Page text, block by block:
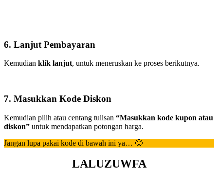
6. Lanjut Pembayaran
Kemudian klik lanjut, untuk meneruskan ke proses berikutnya.
7. Masukkan Kode Diskon
Kemudian pilih atau centang tulisan “Masukkan kode kupon atau
diskon” untuk mendapatkan potongan harga.
Jangan lupa pakai kode di bawah ini ya… 🙂
LALUZUWFA